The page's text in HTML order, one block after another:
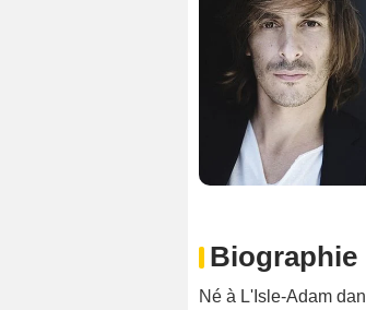
Biographie
Né à L'Isle-Adam